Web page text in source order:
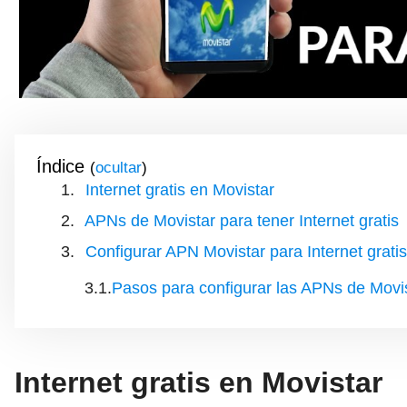
Índice ( )
Internet gratis en Movistar
APNs de Movistar para tener Internet gratis
Configurar APN Movistar para Internet gratis
Pasos para configurar las APNs de
Internet gratis en Movistar